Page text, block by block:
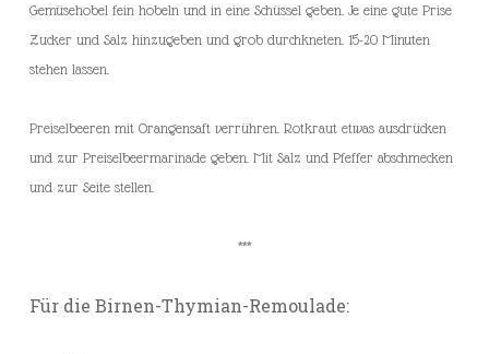
Gemüsehobel fein hobeln und in eine Schüssel geben. Je eine gute Prise
Zucker und Salz hinzugeben und grob durchkneten. 15-20 Minuten
stehen lassen.
Preiselbeeren mit Orangensaft verrühren. Rotkraut etwas ausdrücken
und zur Preiselbeermarinade geben. Mit Salz und Pfeffer abschmecken
und zur Seite stellen.
***
Für die Birnen-Thymian-Remoulade: